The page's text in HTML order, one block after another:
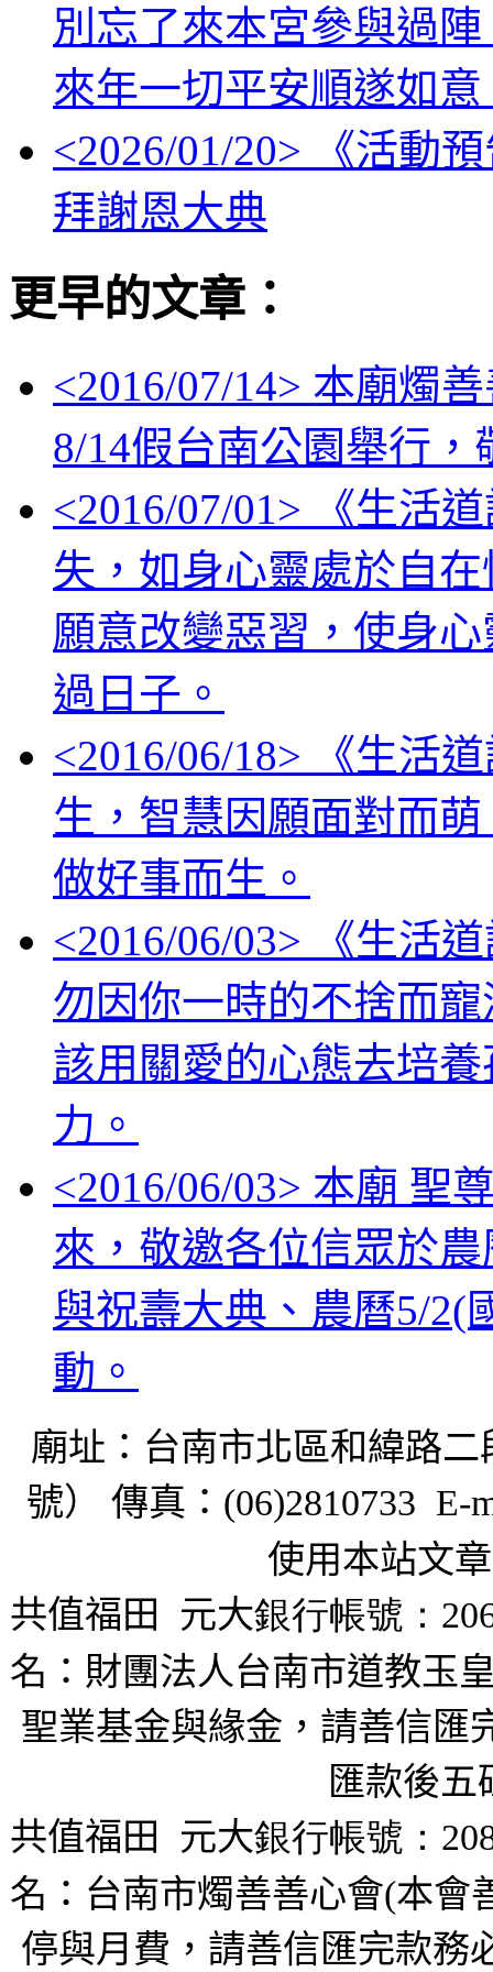
別忘了來本宮參與過
來年一切平安順遂如
<2026/01/20> 《活動
拜謝恩大典
更早的文章：
<2016/07/14> 本廟燭
8/14假台南公園舉行
<2016/07/01> 《生活
失，如身心靈處於自
願意改變惡習，使身
過日子。
<2016/06/18> 《生活
生，智慧因願面對而
做好事而生。
<2016/06/03> 《生活
勿因你一時的不捨而
該用關愛的心態去培
力。
<2016/06/03> 本廟 聖
來，敬邀各位信眾於
與祝壽大典、農曆5/2(
動。
廟址：台南市北區和緯路二
號） 傳真： (06)2810733 E-
使用本站文
共值福田
元大銀行帳號：
名：財團法人台南市道教玉
聖業基金與緣金，請善信匯
匯款後五
共值福田
元大銀行帳號：
名：台南市燭善善心會(本會
停與月費，請善信匯完款務